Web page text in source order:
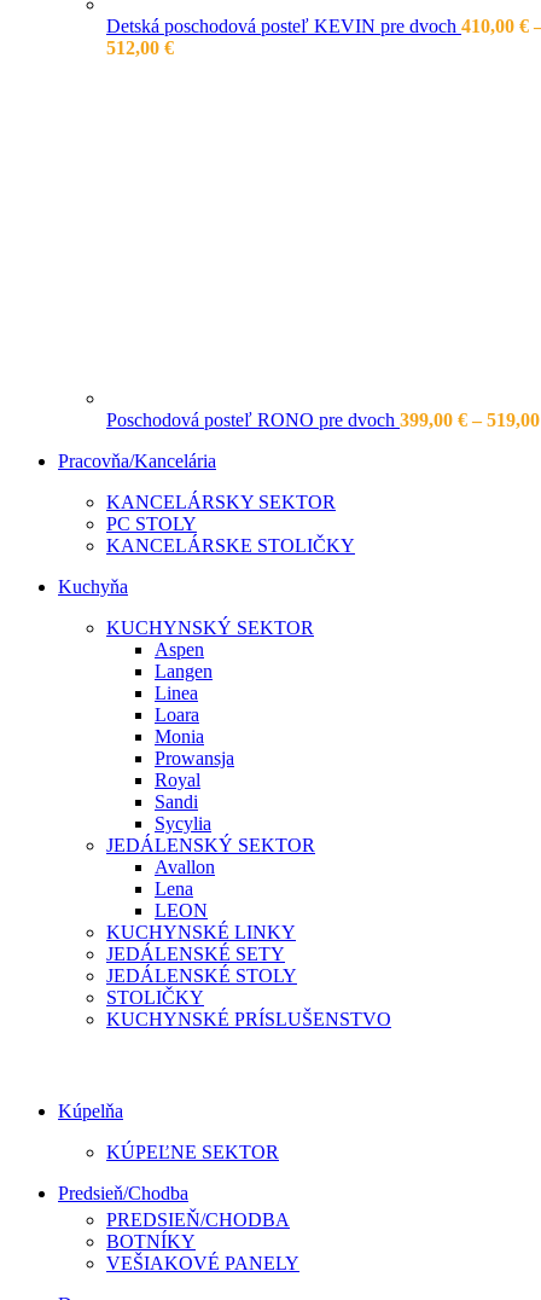
Detská poschodová posteľ KEVIN pre dvoch 410,00 €
512,00 €Price
Poschodová posteľ RONO pre dvoch 399,00 € –
Pracovňa/Kancelária
KANCELÁRSKY SEKTOR
PC STOLY
KANCELÁRSKE STOLIČKY
Kuchyňa
KUCHYNSKÝ SEKTOR
Aspen
Langen
Linea
Loara
Monia
Prowansja
Royal
Sandi
Sycylia
JEDÁLENSKÝ SEKTOR
Avallon
Lena
LEON
KUCHYNSKÉ LINKY
JEDÁLENSKÉ SETY
JEDÁLENSKÉ STOLY
STOLIČKY
KUCHYNSKÉ PRÍSLUŠENSTVO
Kúpelňa
KÚPEĽNE SEKTOR
Predsieň/Chodba
PREDSIEŇ/CHODBA
BOTNÍKY
VEŠIAKOVÉ PANELY